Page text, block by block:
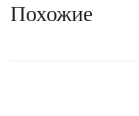
Похожие